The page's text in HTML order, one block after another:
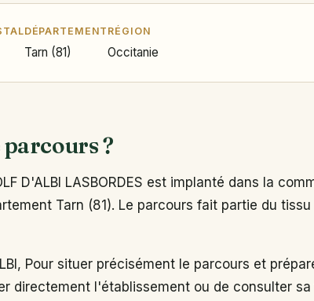
DÉPARTEMENT
Tarn (81)
RÉGION
Occitanie
parcours ?
D'ALBI LASBORDES est implanté dans la
Tarn (81). Le parcours fait partie du
Pour situer précisément le parcours et
directement l'établissement ou de consulter